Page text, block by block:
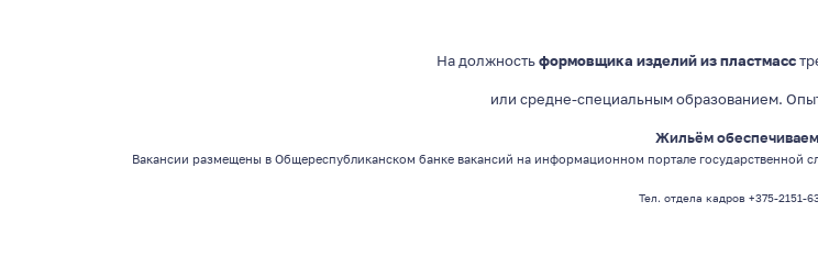
На должностьформовщика изделий из пластмасс
или средне-специальным образованием.
Жильём
Вакансии размещены в Общереспубликанском банке вакансий на информационном портале государственной
Тел. отдела кадров +375-2151-